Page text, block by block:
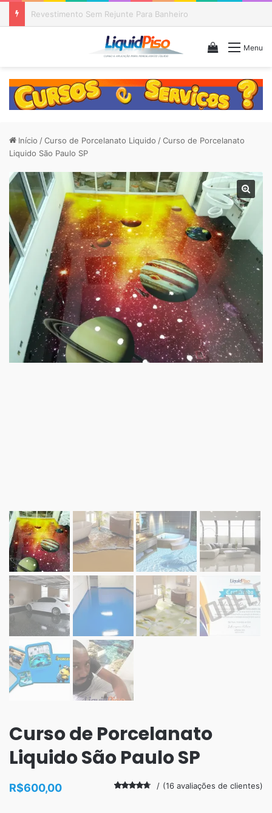
Piso Epóxi em Banheiro Anália Franco SP
Menu
Veja seu
Início /Curso de Porcelanato Liquido /Curso de Porcelanato
Liquido São Paulo SP
Curso de Porcelanato
Liquido São Paulo SP
(16 avaliações de clientes)
R$600,00